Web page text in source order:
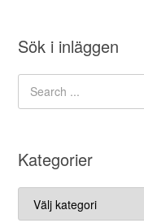
Sök i inläggen
Kategorier
Kategorier